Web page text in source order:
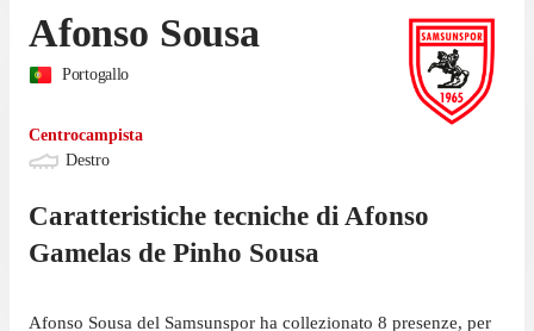
Afonso Sousa
Portogallo
Centrocampista
Destro
Caratteristiche tecniche di Afonso
Gamelas de Pinho Sousa
Afonso Sousa del Samsunspor ha collezionato 8 presenze, per